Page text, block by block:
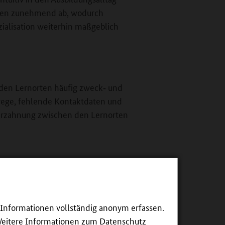
vollständig anonym erfassen.
Informationen zum Datenschutz
zunehmend ab, wodurch
weiterhin maßgeblich
Lernorten häufig zweck‑ und
fehlende Kontaktdaten und
zwischen den Lernorten
und diskutiert:
hohen Abstimmungs- und